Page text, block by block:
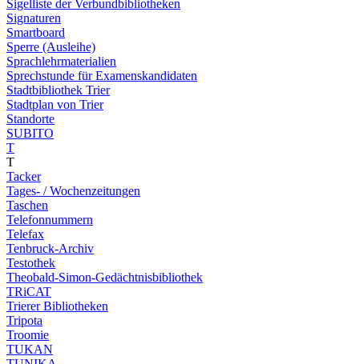
Sigelliste der Verbundbibliotheken
Signaturen
Smartboard
Sperre (Ausleihe)
Sprachlehrmaterialien
Sprechstunde für Examenskandidaten
Stadtbibliothek Trier
Stadtplan von Trier
Standorte
SUBITO
T
T
Tacker
Tages- / Wochenzeitungen
Taschen
Telefonnummern
Telefax
Tenbruck-Archiv
Testothek
Theobald-Simon-Gedächtnisbibliothek
TRiCAT
Trierer Bibliotheken
Tripota
Troomie
TUKAN